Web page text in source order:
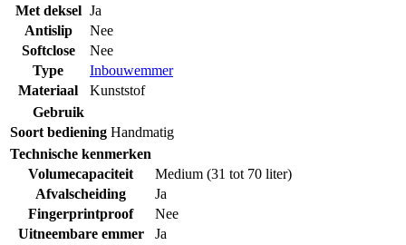
Met deksel Ja
Antislip
Nee
Softclose
Nee
Type
Inbouwemmer
Materiaal
Kunststof
Gebruik
Soort bediening Handmatig
Technische kenmerken
Volumecapaciteit
Medium (31 tot 70 liter)
Afvalscheiding
Ja
Fingerprintproof
Nee
Uitneembare emmer
Ja